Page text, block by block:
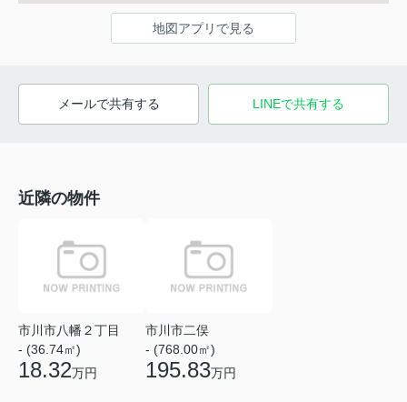
地図アプリで見る
メールで共有する LINEで共有する
近隣の物件
市川市八幡２丁目
- (36.74㎡)
18.32万円
市川市二俣
- (768.00㎡)
195.83万円